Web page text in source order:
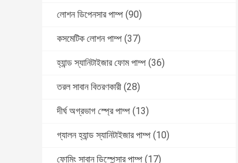
লোশন ডিপেনসার পাম্প (90)
কসমেটিক লোশন পাম্প (37)
হ্যান্ড স্যানিটাইজার ফোম পাম্প (36)
তরল সাবান বিতরণকারী (28)
দীর্ঘ অগ্রভাগ স্প্রে পাম্প (13)
গ্যালন হ্যান্ড স্যানিটাইজার পাম্প (10)
ফোমিং সাবান ডিস্পেন্সার পাম্প (17)